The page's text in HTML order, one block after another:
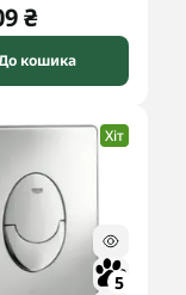
₴
кошика
Хіт
5